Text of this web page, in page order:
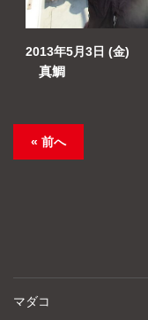
2013年5月3日 (金)
真鯛
« 前へ
マダコ